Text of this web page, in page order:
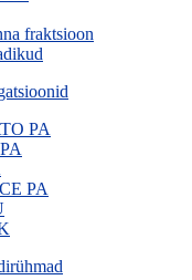
fraktsioon
PA
PA